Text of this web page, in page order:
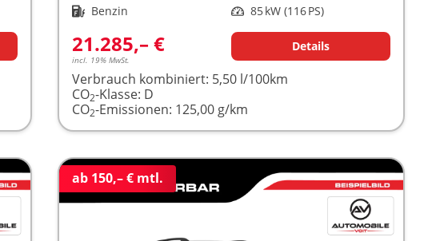
Kraftstoff Benzin Leistung 85 kW (116 PS)
21.285,– €
incl. 19% MwSt.
Details
Verbrauch kombiniert: 5,50 l/100km
CO2-Klasse: D
CO2-Emissionen: 125,00 g/km
ab 150,– € mtl.